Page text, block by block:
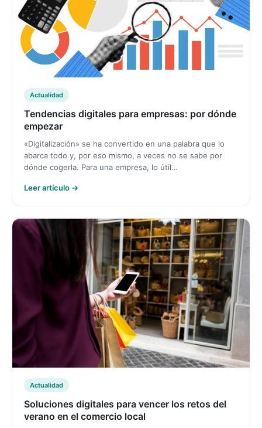
Actualidad
Tendencias digitales para empresas: por dónde
empezar
«Digitalización» se ha convertido en una palabra que lo
abarca todo y, por eso mismo, a veces no se sabe por
dónde cogerla. Para una empresa, lo útil…
Leer artículo →
Actualidad
Soluciones digitales para vencer los retos del
verano en el comercio local